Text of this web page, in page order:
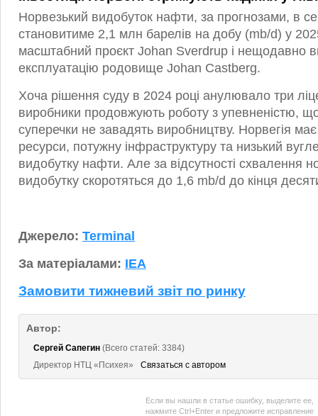
Норвезький видобуток нафти, за прогнозами, в
становитиме 2,1 млн барелів на добу (mb/d) у
масштабний проєкт Johan Sverdrup і нещодавно
експлуатацію родовище Johan Castberg.
Хоча рішення суду в 2024 році анулювало три
виробники продовжують роботу з упевненістю,
суперечки не завадять виробництву. Норвегія має
ресурси, потужну інфраструктуру та низький
видобутку нафти. Але за відсутності схвалення
видобутку скоротяться до 1,6 mb/d до кінця
Джерело: Terminal
За матеріалами: IEA
Замовити тижневий звіт по ринку
Автор:
Сергей Сапегин (Всего статей: 3384)
Директор НТЦ «Психея»
Связаться с автором
Если вы нашли в статье ошибку, выделите ее,
нажмите Ctrl+Enter и предложите исправление